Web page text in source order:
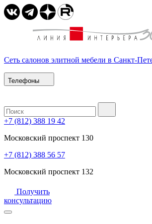
Сеть салонов элитной мебели в Санкт-
Телефоны
+7 (812) 388 19 42
Московский проспект 130
+7 (812) 388 56 57
Московский проспект 132
Получить
консультацию